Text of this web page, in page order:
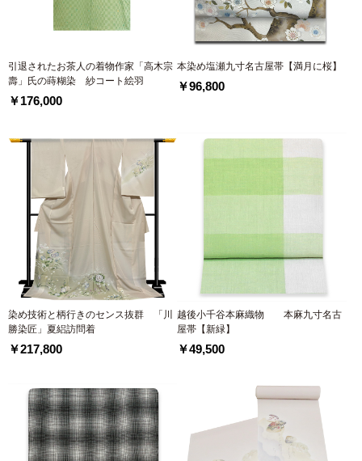
引退されたお茶人の着物作家「高木宗
壽」氏の蒔糊染 紗コート絵羽
￥176,000
本染め塩瀬九寸名古屋帯【満月に桜】
￥96,800
染め技術と柄行きのセンス抜群 「川
勝染匠」夏絽訪問着
￥217,800
越後小千谷本麻織物 本麻九寸名古
屋帯【新緑】
￥49,500